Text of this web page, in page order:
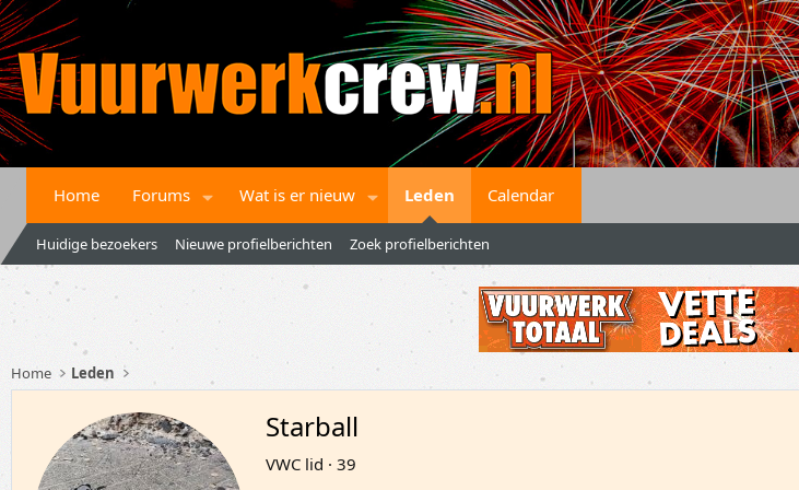
Home Forums Wat is er nieuw Leden Calendar
Huidige bezoekers Nieuwe profielberichten Zoek profielberichten
Home Leden
Starball
VWC lid · 39